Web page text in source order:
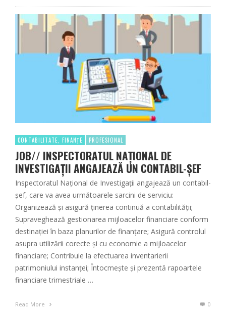
CONTABILITATE, FINANȚE PROFESIONAL
JOB// INSPECTORATUL NAȚIONAL DE
INVESTIGAȚII ANGAJEAZĂ UN CONTABIL-ȘEF
Inspectoratul Naţional de Investigaţii angajează un contabil-
șef, care va avea următoarele sarcini de serviciu:
Organizează şi asigură ţinerea continuă a contabilităţii;
Supraveghează gestionarea mijloacelor financiare conform
destinaţiei în baza planurilor de finanţare; Asigură controlul
asupra utilizării corecte şi cu economie a mijloacelor
financiare; Contribuie la efectuarea inventarierii
patrimoniului instanţei; Întocmește şi prezentă rapoartele
financiare trimestriale …
Read More 0